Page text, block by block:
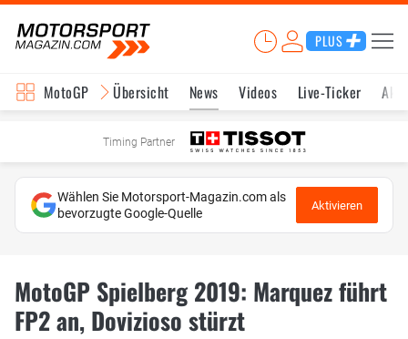
PLUS
MotoGP Übersicht News Videos Live-Ticker
Timing Partner
Wählen Sie Motorsport-Magazin.com als
bevorzugte Google-Quelle
Aktivieren
MotoGP Spielberg 2019: Marquez führt
FP2 an, Dovizioso stürzt